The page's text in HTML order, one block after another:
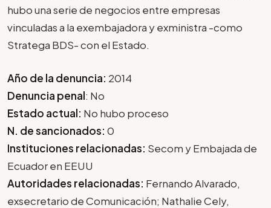
hubo una serie de negocios entre empresas
vinculadas a la exembajadora y exministra -como
Stratega BDS- con el Estado.
Año de la denuncia: 2014
Denuncia penal: No
Estado actual: No hubo proceso
N. de sancionados: 0
Instituciones relacionadas: Secom y Embajada de
Ecuador en EEUU
Autoridades relacionadas: Fernando Alvarado,
exsecretario de Comunicación; Nathalie Cely,